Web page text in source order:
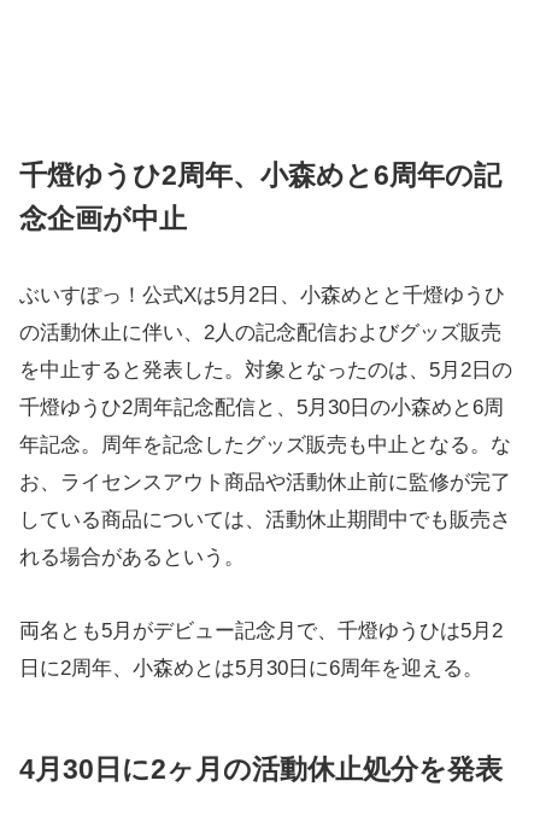
千燈ゆうひ2周年、小森めと6周年の記
念企画が中止
ぶいすぽっ！公式Xは5月2日、小森めとと千燈ゆうひ
の活動休止に伴い、2人の記念配信およびグッズ販売
を中止すると発表した。対象となったのは、5月2日の
千燈ゆうひ2周年記念配信と、5月30日の小森めと6周
年記念。周年を記念したグッズ販売も中止となる。な
お、ライセンスアウト商品や活動休止前に監修が完了
している商品については、活動休止期間中でも販売さ
れる場合があるという。
両名とも5月がデビュー記念月で、千燈ゆうひは5月2
日に2周年、小森めとは5月30日に6周年を迎える。
4月30日に2ヶ月の活動休止処分を発表